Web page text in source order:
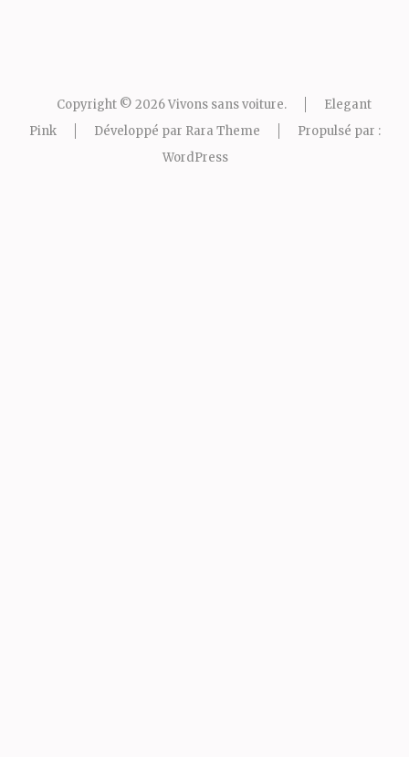
Copyright © 2026Vivons sans voiture.
Elegant
Pink
Développé par Rara Theme
Propulsé par :
WordPress